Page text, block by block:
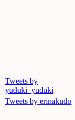
Tweets by
yuduki_yuduki
Tweets by erinakudo